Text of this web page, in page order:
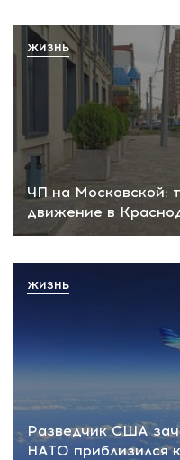
ЧП на Московской:
движение в
ЖИЗНЬ
Разведчик США
НАТО приблизился
ЖИЗНЬ